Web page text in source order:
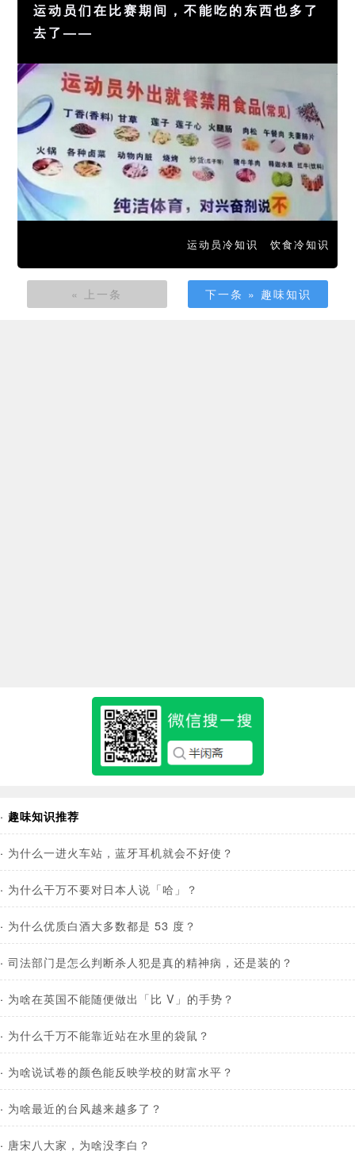
运动员们在比赛期间，不能吃的东西也多了
去了——
运动员冷知识 饮食冷知识
« 上一条 下一条 » 趣味知识
· 趣味知识推荐
· 为什么一进火车站，蓝牙耳机就会不好使？
· 为什么干万不要对日本人说「哈」？
· 为什么优质白酒大多数都是 53 度？
· 司法部门是怎么判断杀人犯是真的精神病，还是装的？
· 为啥在英国不能随便做出「比 V」的手势？
· 为什么千万不能靠近站在水里的袋鼠？
· 为啥说试卷的颜色能反映学校的财富水平？
· 为啥最近的台风越来越多了？
· 唐宋八大家，为啥没李白？